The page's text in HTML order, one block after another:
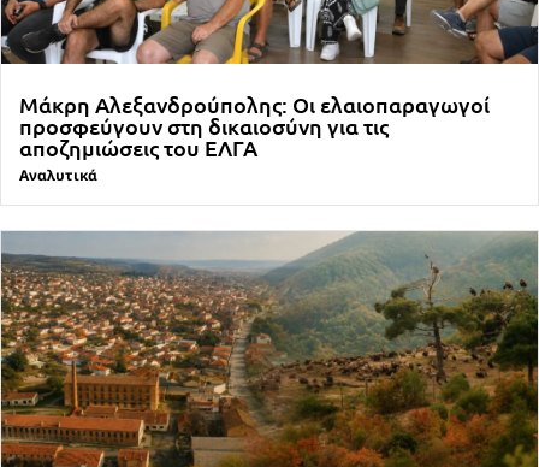
Μάκρη Αλεξανδρούπολης: Οι ελαιοπαραγωγοί
προσφεύγουν στη δικαιοσύνη για τις
αποζημιώσεις του ΕΛΓΑ
Αναλυτικά